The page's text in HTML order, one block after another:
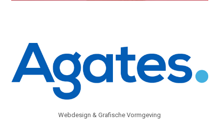
Webdesign & Grafische Vormgeving